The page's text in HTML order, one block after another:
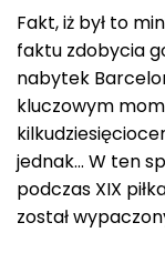
Fakt, iż był to
faktu zdobycia
nabytek
kluczowym
jednak… W ten
podczas XIX
został